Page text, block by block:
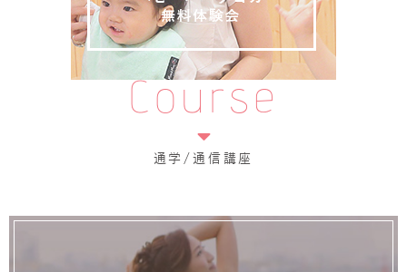
Course
通学/通信講座